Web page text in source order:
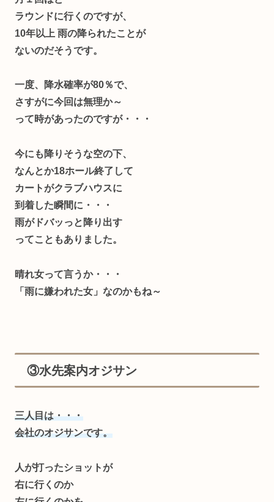
ラウンドに行くのですが、
10年以上 雨の降られたことが
ないのだそうです。
一度、降水確率が80％で、
さすがに今回は無理か～
って時があったのですが・・・
今にも降りそうな空の下、
なんとか18ホール終了して
カートがクラブハウスに
到着した瞬間に・・・
雨がドバッっと降り出す
ってこともありました。
晴れ女って言うか・・・
「雨に嫌われた女」なのかもね～
③水先案内オジサン
三人目は・・・
会社のオジサンです。
人が打ったショットが
右に行くのか